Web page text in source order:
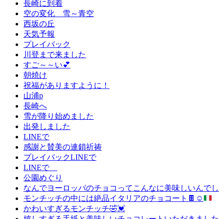
長崎に到着
空の変化 雪～青空
西坂の丘
天気予報
プレイバック
川登まで来ました
すご～～い💕
朝焼け
祝福がありますように！
山浦p
長崎へ
雪が降り始めました
出発しました
LINEで
感謝と賛美の連鎖祈祷
プレイバックLINEで
LINEで
公園めぐり
なんでヨーロッパのチョコってこんなに美味しいんで
モンチッチの中には絶品イタリアのチョコート 🍫 ☺️
かわいすぎるモンチッチ🤣💓